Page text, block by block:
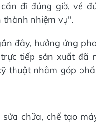
đi đúng giờ, về
thành nhiệm vụ".
đây, hưởng ứng
tiếp sản xuất đã
thuật nhằm góp
chữa, chế tạo